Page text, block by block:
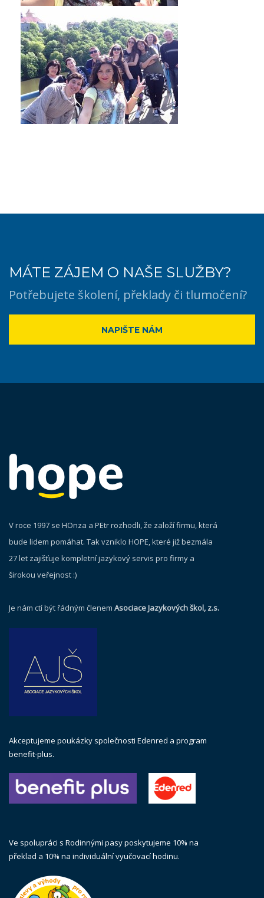
MÁTE ZÁJEM O NAŠE SLUŽBY?
Potřebujete školení, překlady či tlumočení?
NAPIŠTE NÁM
V roce 1997 se HOnza a PEtr rozhodli, že založí firmu, která
bude lidem pomáhat. Tak vzniklo HOPE, které již bezmála
27 let zajišťuje kompletní jazykový servis pro firmy a
širokou veřejnost :)
Je nám ctí být řádným členem Asociace Jazykových škol, z.s.
Akceptujeme poukázky společnosti Edenred a program
benefit-plus.
Ve spolupráci s Rodinnými pasy poskytujeme 10% na
překlad a 10% na individuální vyučovací hodinu.